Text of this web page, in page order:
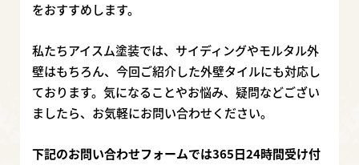
をおすすめします。
私たちアイスム塗装では、サイディングやモルタル外
壁はもちろん、今回ご紹介した外壁タイルにも対応し
ております。気になることやお悩み、疑問などござい
ましたら、お気軽にお問い合わせください。
下記のお問い合わせフォームでは365日24時間受け付